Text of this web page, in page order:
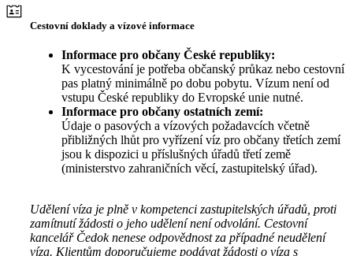
Cestovní doklady a vízové informace
Informace pro občany České republiky:
K vycestování je potřeba občanský průkaz nebo cestovní
pas platný minimálně po dobu pobytu. Vízum není od
vstupu České republiky do Evropské unie nutné.
Informace pro občany ostatních zemí:
Údaje o pasových a vízových požadavcích včetně
přibližných lhůt pro vyřízení víz pro občany třetích zemí
jsou k dispozici u příslušných úřadů třetí země
(ministerstvo zahraničních věcí, zastupitelský úřad).
Udělení víza je plně v kompetenci zastupitelských úřadů, proti
zamítnutí žádosti o jeho udělení není odvolání. Cestovní
kancelář Čedok nenese odpovědnost za případné neudělení
víza. Klientům doporučujeme podávat žádosti o víza s